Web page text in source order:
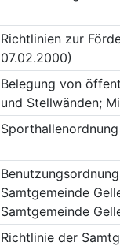
Richtlinien zur
07.02.2000)
Belegung von
und Stellwänden;
Sporthallenordnung
Samtgemeinde
Samtgemeinde
Richtlinie der